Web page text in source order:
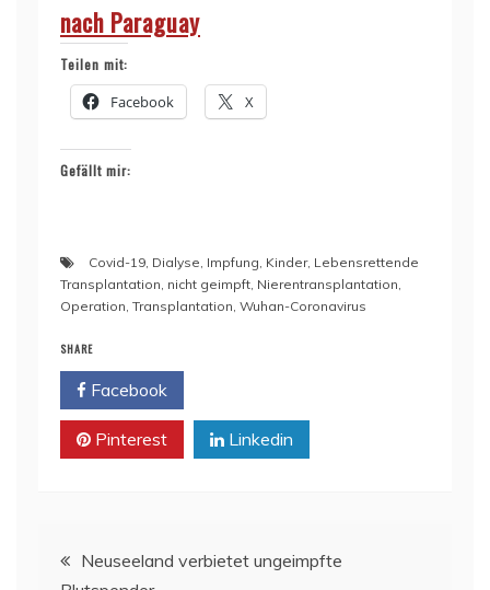
nach Paraguay
Teilen mit:
Facebook X
Gefällt mir:
Covid-19 Dialyse Impfung Kinder, Lebensrettende
Transplantation nicht geimpft Nierentransplantation
Operation Transplantation Wuhan-Coronavirus
SHARE
Facebook
Pinterest Linkedin
Beitragsnavigation
Neuseeland verbietet ungeimpfte